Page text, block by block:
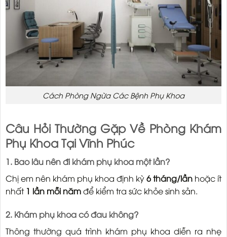
Cách Phòng Ngừa Các Bệnh Phụ Khoa
Câu Hỏi Thường Gặp Về Phòng Khám
Phụ Khoa Tại Vĩnh Phúc
1. Bao lâu nên đi khám phụ khoa một lần?
Chị em nên khám phụ khoa định kỳ6 tháng/lần hoặc ít
nhất 1 lần mỗi nămđể kiểm tra sức khỏe sinh sản.
2. Khám phụ khoa có đau không?
Thông thường quá trình khám phụ khoa diễn ra nhẹ